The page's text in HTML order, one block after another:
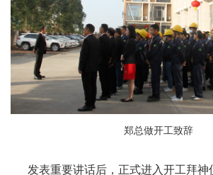
郑总做开工致辞
发表重要讲话后，正式进入开工拜神